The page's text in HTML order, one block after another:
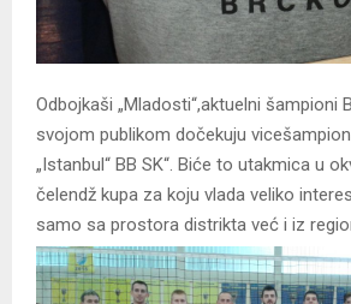
Odbojkaši „Mladosti“,aktuelni šampioni
svojom publikom dočekuju
„Istanbul“ BB SK“. Biće to utakmica u
čelendž kupa za koju vlada veliko
samo sa prostora distrikta već i iz